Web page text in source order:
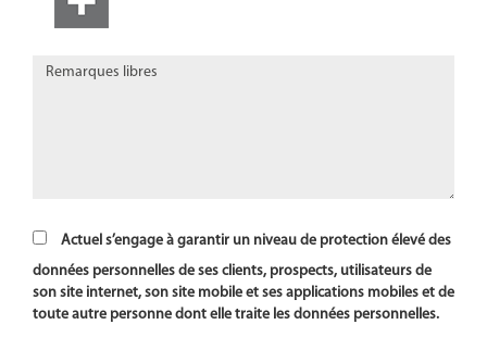
Actuel s’engage à garantir un niveau de protection élevé des
données personnelles de ses clients, prospects, utilisateurs de
son site internet, son site mobile et ses applications mobiles et de
toute autre personne dont elle traite les données personnelles.